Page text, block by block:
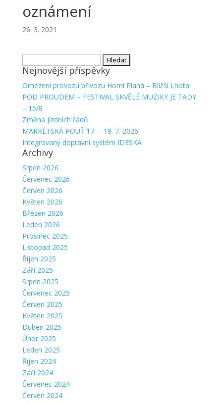
oznámení
26. 3. 2021
Nejnovější příspěvky
Omezení provozu přívozu Horní Planá – Bližší Lhota
POD PROUDEM – FESTIVAL SKVĚLÉ MUZIKY JE TADY
– 15/8
Změna jízdních řádů
MARKÉTSKÁ POUŤ 17. – 19. 7. 2026
Integrovaný dopravní systém IDESKA
Archivy
Srpen 2026
Červenec 2026
Červen 2026
Květen 2026
Březen 2026
Leden 2026
Prosinec 2025
Listopad 2025
Říjen 2025
Září 2025
Srpen 2025
Červenec 2025
Červen 2025
Květen 2025
Duben 2025
Únor 2025
Leden 2025
Říjen 2024
Září 2024
Červenec 2024
Červen 2024